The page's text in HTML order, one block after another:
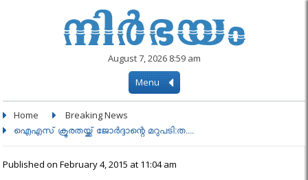
August 7, 2026 8:59 am
Menu
Home Breaking News
ഐഎസ് ക്രൂരതയ്ക്ക് ജോര്‍ദ്ദാന്റെ മറുപടി:ത....
Published on February 4, 2015 at 11:04 am